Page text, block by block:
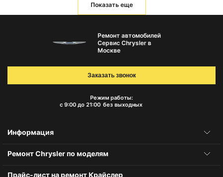
Показать еще
Ремонт автомобилей
Сервис Chrysler в
Москве
Режим работы:
с 9:00 до 21:00 без выходных
Заказать звонок
Информация
Ремонт Chrysler по моделям
Прайс-лист на ремонт Крайслер